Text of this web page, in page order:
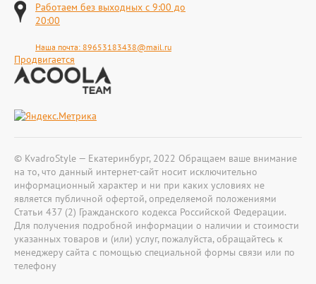
Работаем без выходных с 9:00 до
20:00
Наша почта: 89653183438@mail.ru
Продвигается
© KvadroStyle — Екатеринбург, 2022 Обращаем ваше внимание
на то, что данный интернет-сайт носит исключительно
информационный характер и ни при каких условиях не
является публичной офертой, определяемой положениями
Статьи 437 (2) Гражданского кодекса Российской Федерации.
Для получения подробной информации о наличии и стоимости
указанных товаров и (или) услуг, пожалуйста, обращайтесь к
менеджеру сайта с помощью специальной формы связи или по
телефону